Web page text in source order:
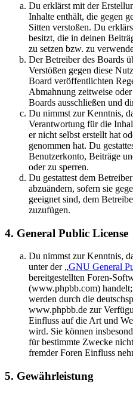
Du erklärst mit der
Inhalte enthält, die gegen
Sitten verstoßen. Du
besitzt, die in deinen
zu setzen bzw. zu
Der Betreiber des Boards
Verstößen gegen diese
Board veröffentlichten
Abmahnung zeitweise
Boards ausschließen und
Du nimmst zur Kenntnis,
Verantwortung für die
er nicht selbst erstellt hat
genommen hat. Du
Benutzerkonto, Beiträge
oder zu sperren.
Du gestattest dem
abzuändern, sofern sie
geeignet sind, dem
zuzufügen.
4. General Public License
Du nimmst zur Kenntnis,
unter der „GNU General
bereitgestellten Foren-
(www.phpbb.com)
werden durch die
www.phpbb.de zur
Einfluss auf die Art und
wird. Sie können
für bestimmte Zwecke
fremder Foren Einfluss
5. Gewährleistung